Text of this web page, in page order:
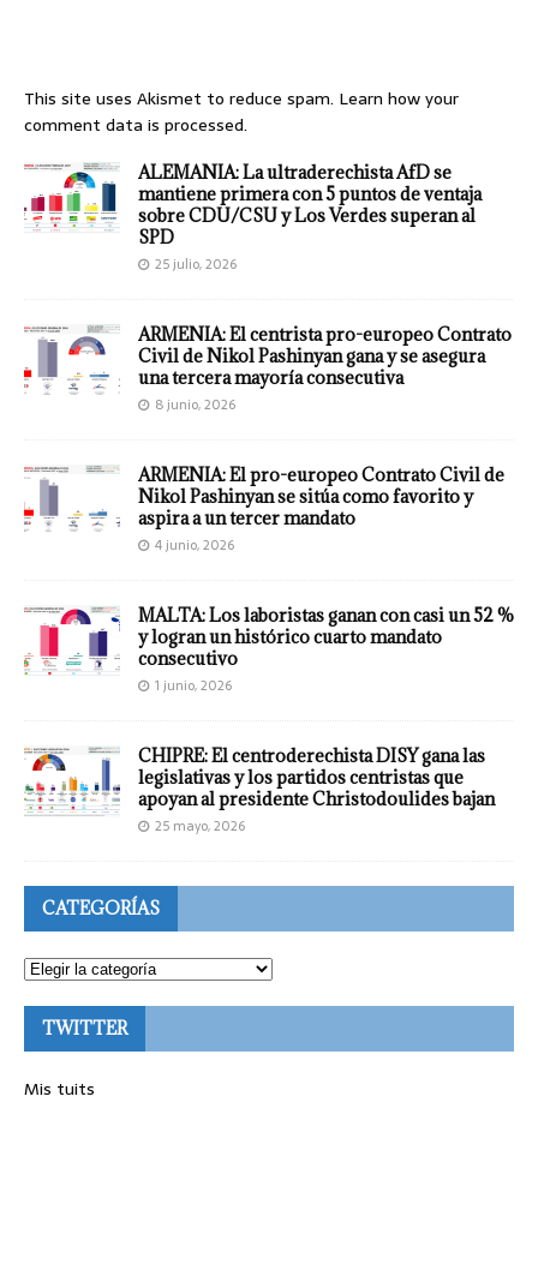
This site uses Akismet to reduce spam. Learn how your
comment data is processed.
ALEMANIA: La ultraderechista AfD se
mantiene primera con 5 puntos de ventaja
sobre CDU/CSU y Los Verdes superan al
SPD
25 julio, 2026
ARMENIA: El centrista pro-europeo Contrato
Civil de Nikol Pashinyan gana y se asegura
una tercera mayoría consecutiva
8 junio, 2026
ARMENIA: El pro-europeo Contrato Civil de
Nikol Pashinyan se sitúa como favorito y
aspira a un tercer mandato
4 junio, 2026
MALTA: Los laboristas ganan con casi un 52 %
y logran un histórico cuarto mandato
consecutivo
1 junio, 2026
CHIPRE: El centroderechista DISY gana las
legislativas y los partidos centristas que
apoyan al presidente Christodoulides bajan
25 mayo, 2026
CATEGORÍAS
TWITTER
Mis tuits